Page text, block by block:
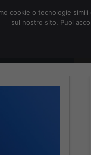
cookie o tecnologie
sul nostro sito. Puoi